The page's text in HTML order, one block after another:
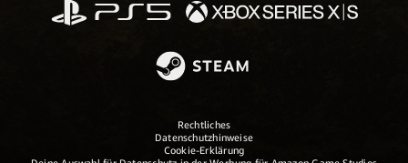
Rechtliches
Datenschutzhinweise
Cookie-Erklärung